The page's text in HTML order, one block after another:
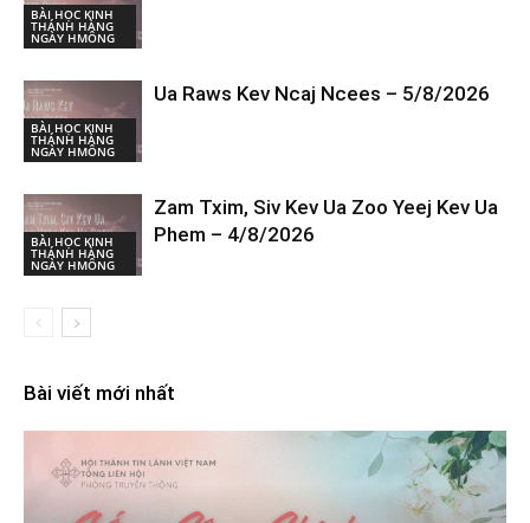
BÀI HỌC KINH
THÁNH HÀNG
NGÀY HMÔNG
BÀI HỌC KINH
THÁNH HÀNG
NGÀY HMÔNG
Ua Raws Kev Ncaj Ncees – 5/8/2026
BÀI HỌC KINH
THÁNH HÀNG
NGÀY HMÔNG
Zam Txim, Siv Kev Ua Zoo Yeej Kev Ua
Phem – 4/8/2026
Bài viết mới nhất